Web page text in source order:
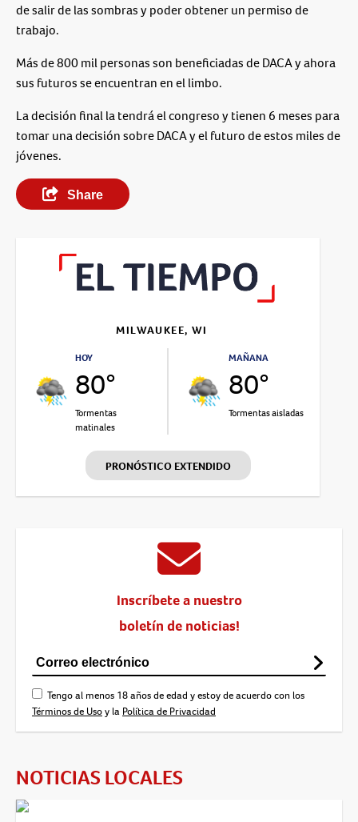
de salir de las sombras y poder obtener un permiso de
trabajo.
Más de 800 mil personas son beneficiadas de DACA y ahora
sus futuros se encuentran en el limbo.
La decisión final la tendrá el congreso y tienen 6 meses para
tomar una decisión sobre DACA y el futuro de estos miles de
jóvenes.
Share
MILWAUKEE, WI
HOY
80°
Tormentas
matinales
MAÑANA
80°
Tormentas aisladas
PRONÓSTICO EXTENDIDO
Inscríbete a nuestro
boletín de noticias!
Tengo al menos 18 años de edad y estoy de acuerdo con los
Términos de Usoy la Política de Privacidad
NOTICIAS LOCALES